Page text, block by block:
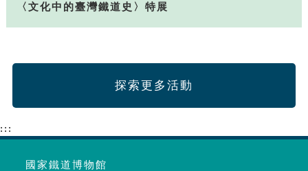
〈文化中的臺灣鐵道史〉特展
探索更多活動
:::
國家鐵道博物館